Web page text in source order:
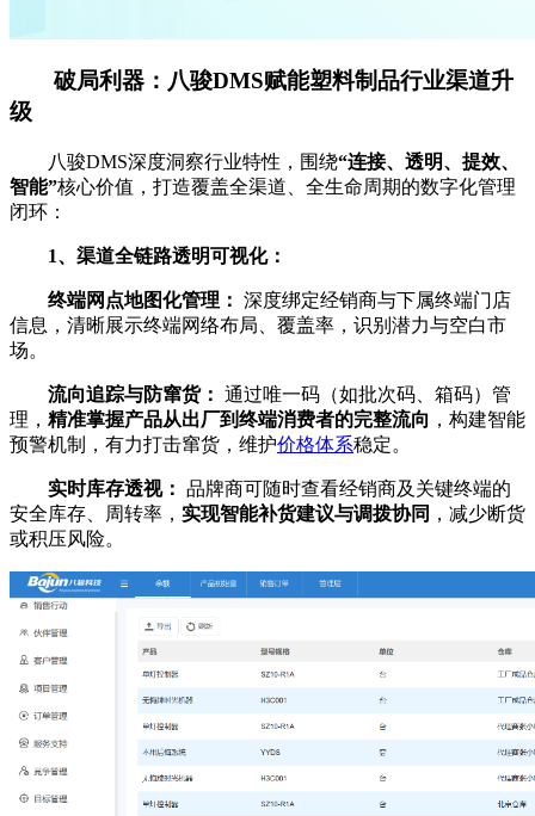
破局利器：八骏DMS赋能塑料制品行业渠道升
级
八骏DMS深度洞察行业特性，围绕“连接、透明、提效、
智能”核心价值，打造覆盖全渠道、全生命周期的数字化管理
闭环：
1、渠道全链路透明可视化：
终端网点地图化管理： 深度绑定经销商与下属终端门店
信息，清晰展示终端网络布局、覆盖率，识别潜力与空白市
场。
流向追踪与防窜货： 通过唯一码（如批次码、箱码）管
理， 精准掌握产品从出厂到终端消费者的完整流向 ，构建智能
预警机制，有力打击窜货，维护价格体系稳定。
实时库存透视： 品牌商可随时查看经销商及关键终端的
安全库存、周转率， 实现智能补货建议与调拨协同 ，减少断货
或积压风险。